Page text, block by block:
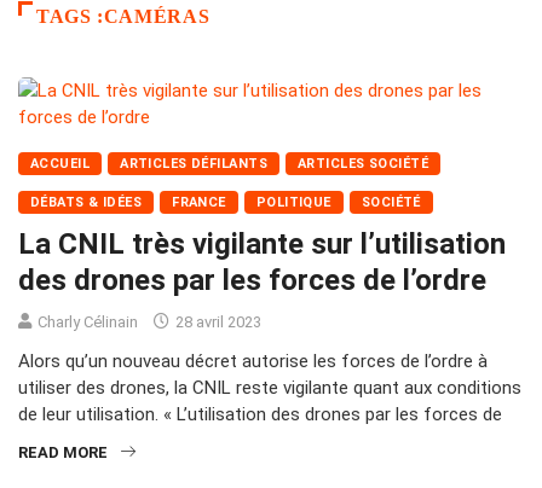
TAGS :CAMÉRAS
ACCUEIL ARTICLES DÉFILANTS ARTICLES SOCIÉTÉ
DÉBATS & IDÉES FRANCE POLITIQUE SOCIÉTÉ
La CNIL très vigilante sur l’utilisation
des drones par les forces de l’ordre
Charly Célinain 28 avril 2023
Alors qu’un nouveau décret autorise les forces de l’ordre à
utiliser des drones, la CNIL reste vigilante quant aux conditions
de leur utilisation. « L’utilisation des drones par les forces de
READ MORE